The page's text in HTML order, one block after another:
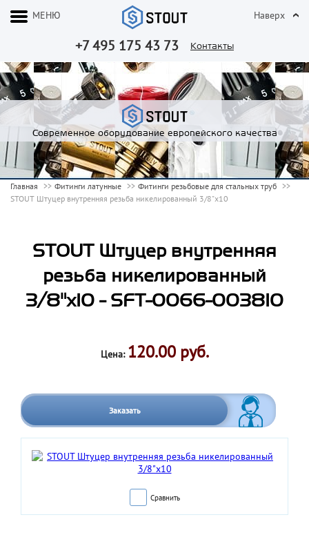
+7 495 175 43 73 Контакты
МЕНЮ Наверх
Современное оборудование европейского качества
Главная Фитинги латунные
Фитинги резьбовые для стальных труб
STOUT Штуцер внутренняя резьба никелированный 3/8"x10
STOUT Штуцер внутренняя
резьба никелированный
3/8"x10 - SFT-0066-003810
Цена: 120.00 руб.
Заказать
Сравнить